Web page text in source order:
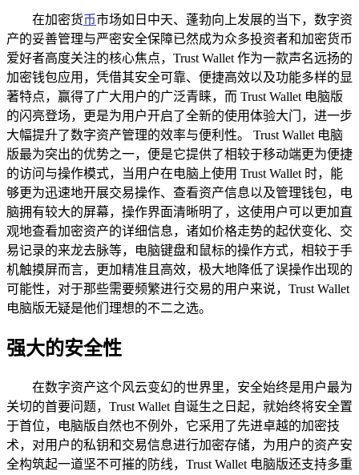
在加密货币市场如日中天、蓬勃向上发展的当下，数字资
产的妥善管理与严密安全保障已然成为众多投资者和加密货币
爱好者高度关注的核心焦点，Trust Wallet 作为一款声名远扬的
加密钱包应用，凭借其安全可靠、便捷高效以及功能多样的显
著特点，赢得了广大用户的广泛青睐，而 Trust Wallet 电脑版
的闪亮登场，更是为用户开启了全新的使用体验大门，进一步
大幅提升了数字资产管理的效率与便利性。 Trust Wallet 电脑
版最为突出的优势之一，便是它提供了相较于移动端更为便捷
的访问与操作模式，当用户在电脑上使用 Trust Wallet 时，能
够更为迅速地开展交易操作、查看资产信息以及管理钱包，电
脑拥有较大的屏幕，操作界面清晰明了，这使用户可以更加直
观地查看加密资产的详细信息，诸如价格走势的起伏变化、交
易记录的来龙去脉等，电脑键盘和鼠标的操作方式，相较于手
机触摸屏而言，更加精准且高效，极大地降低了误操作出现的
可能性，对于那些需要频繁进行交易的用户来说，Trust Wallet
电脑版无疑是他们理想的不二之选。
强大的安全性
在数字资产这个风云变幻的世界里，安全始终是用户最为
关切的首要问题，Trust Wallet 自诞生之日起，就始终将安全置
于首位，电脑版自然也不例外，它采用了先进卓越的加密技
术，对用户的私钥和交易信息进行加密存储，为用户的资产安
全构筑起一道坚不可摧的防线，Trust Wallet 电脑版还支持多重